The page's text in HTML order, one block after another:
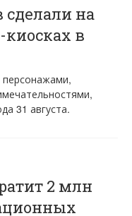
на
в
персонажами,
31 августа.
2 млн